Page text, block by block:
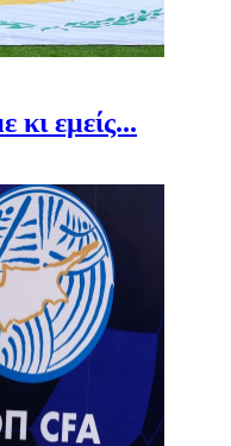
κι εμείς...